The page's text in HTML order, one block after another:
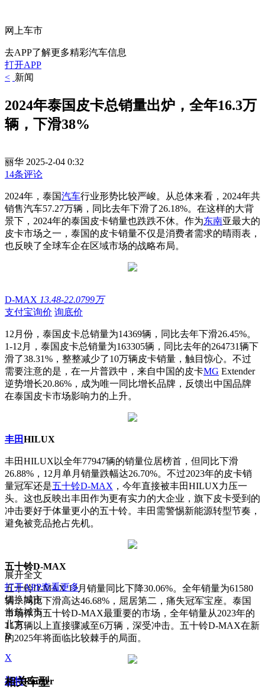
网上车市
去APP了解更多精彩汽车信息
打开APP
< 新闻
2024年泰国皮卡总销量出炉，全年16.3万
辆，下滑38%
丽华 2025-2-04 0:32
14条评论
2024年，泰国汽车行业形势比较严峻。从总体来看，2024年共
销售汽车57.27万辆，同比去年下滑了26.18%。在这样的大背
景下，2024年的泰国皮卡销量也跌跌不休。作为东南亚最大的
皮卡市场之一，泰国的皮卡销量不仅是消费者需求的晴雨表，
也反映了全球车企在区域市场的战略布局。
D-MAX 13.48-22.0799万
支付宝询价 询底价
12月份，泰国皮卡总销量为14369辆，同比去年下滑26.45%。
1-12月，泰国皮卡总销量为163305辆，同比去年的264731辆下
滑了38.31%，整整减少了10万辆皮卡销量，触目惊心。不过
需要注意的是，在一片普跌中，来自中国的皮卡MG Extender
逆势增长20.86%，成为唯一同比增长品牌，反馈出中国品牌
在泰国皮卡市场影响力的上升。
丰田HILUX
丰田HILUX以全年77947辆的销量位居榜首，但同比下滑
26.88%，12月单月销量跌幅达26.70%。不过2023年的皮卡销
量冠军还是五十铃D-MAX ，今年直接被丰田HILUX力压一
头。这也反映出丰田作为更有实力的大企业，旗下皮卡受到的
冲击要好于体量更小的五十铃。丰田需警惕新能源转型节奏，
避免被竞品抢占先机。
五十铃D-MAX
五十铃D-MAX 12月销量同比下降30.06%。全年销量为61580
辆，同比下滑高达46.68%，屈居第二，痛失冠军宝座。泰国
市场作为五十铃D-MAX最重要的市场，全年销量从2023年的
11万辆以上直接骤减至6万辆，深受冲击。五十铃D-MAX在新
的2025年将面临比较棘手的局面。
福特Ranger
展开全文
打开APP查看更多
切换城市
当前城市
北京
B
X
相关车型